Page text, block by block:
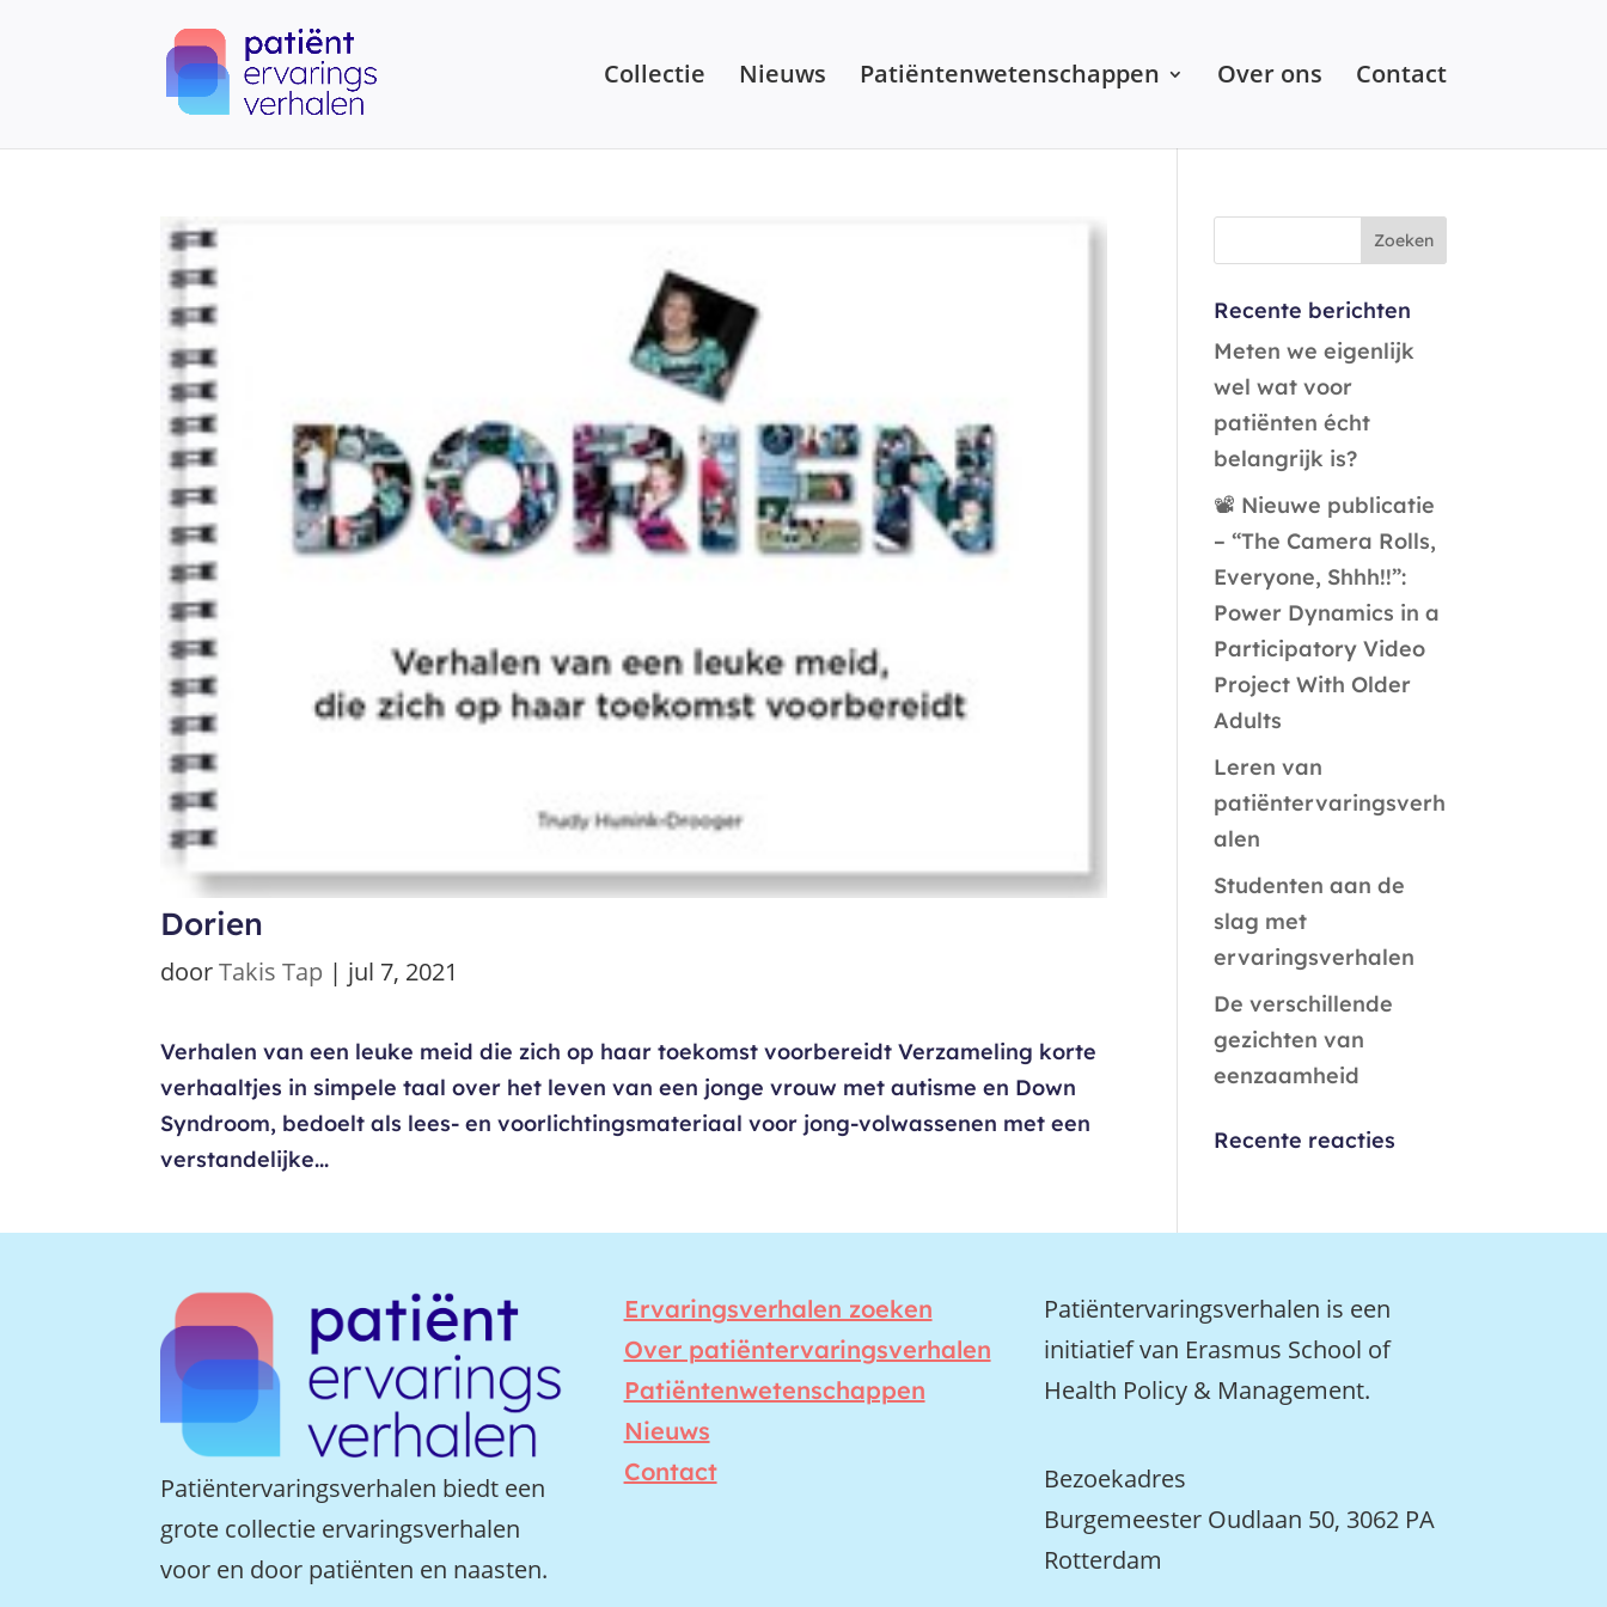
Collectie Nieuws Patiëntenwetenschappen Over ons Contact
Dorien
doorTakis Tap | jul 7, 2021
Verhalen van een leuke meid die zich op haar toekomst voorbereidt Verzameling korte
verhaaltjes in simpele taal over het leven van een jonge vrouw met autisme en Down
Syndroom, bedoelt als lees- en voorlichtingsmateriaal voor jong-volwassenen met een
verstandelijke...
Recente berichten
Meten we eigenlijk
wel wat voor
patiënten écht
belangrijk is?
📽️ Nieuwe publicatie
– “The Camera Rolls,
Everyone, Shhh!!”:
Power Dynamics in a
Participatory Video
Project With Older
Adults
Leren van
patiëntervaringsverh
alen
Studenten aan de
slag met
ervaringsverhalen
De verschillende
gezichten van
eenzaamheid
Recente reacties
Patiëntervaringsverhalen biedt een
grote collectie ervaringsverhalen
voor en door patiënten en naasten.
Ervaringsverhalen zoeken
Over patiëntervaringsverhalen
Patiëntenwetenschappen
Nieuws
Contact
Patiëntervaringsverhalen is een
initiatief van Erasmus School of
Health Policy & Management.
Bezoekadres
Burgemeester Oudlaan 50, 3062 PA
Rotterdam